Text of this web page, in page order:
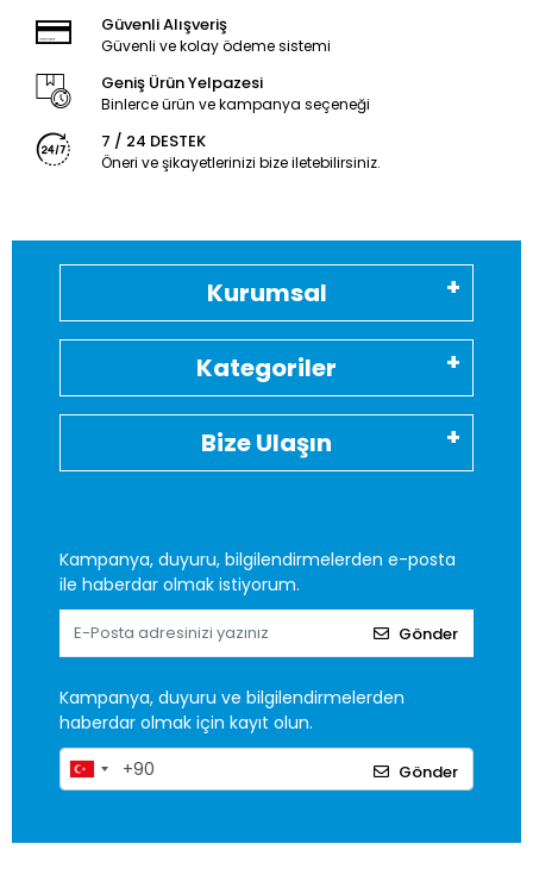
Güvenli Alışveriş
Güvenli ve kolay ödeme sistemi
Geniş Ürün Yelpazesi
Binlerce ürün ve kampanya seçeneği
7 / 24 DESTEK
Öneri ve şikayetlerinizi bize iletebilirsiniz.
Kurumsal
Kategoriler
Bize Ulaşın
Kampanya, duyuru, bilgilendirmelerden e-posta
ile haberdar olmak istiyorum.
Gönder
Kampanya, duyuru ve bilgilendirmelerden
haberdar olmak için kayıt olun.
Gönder